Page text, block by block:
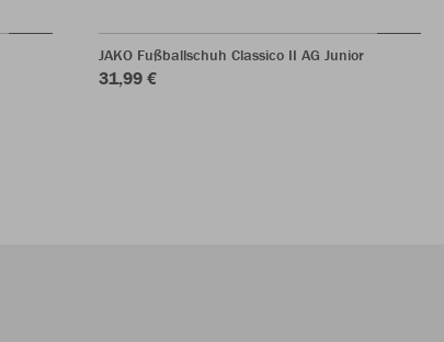
JAKO Fußballschuh Classico II AG Junior
31,99 €